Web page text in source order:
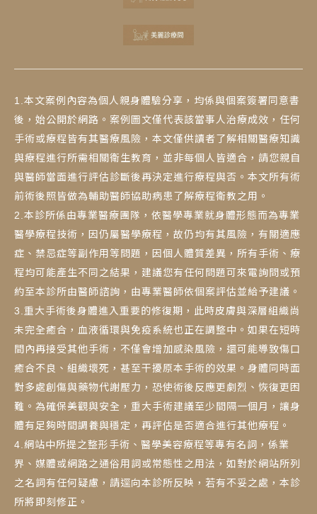
1.本文案例內容為個人親身體驗分享，均係與個案簽署同意書
後，始公開於網路。案例圖文僅代表該當事人治療成效，任何
手術或療程皆有其醫療風險，本文僅供讀者了解相關醫療知識
與療程進行所需相關衛生教育，並非每個人皆適合，請您親自
與醫師當面進行評估診斷後再決定進行療程與否。本文所有術
前術後照皆做為輔助醫師協助病患了解療程衛教之用。
2.本診所係由專業醫療團隊，依醫學專業就身體形態而為專業
醫學療程技術，因仍屬醫學療程，故仍均有其風險，有關適應
症、禁忌症等副作用等問題，因個人體質差異，所有手術、療
程均可能產生不同之結果，建議您有任何問題可來電詢問或預
約至本診所由醫師諮詢，由專業醫師依個案評估並給予建議。
3.重大手術後身體進入重要的修復期，此時皮膚與深層組織尚
未完全癒合，血液循環與免疫系統也正在調整中。如果在短時
間內再接受其他手術，不僅會增加感染風險，還可能導致傷口
癒合不良、組織壞死，甚至干擾原本手術的效果。身體同時面
對多處創傷與藥物代謝壓力，恐使術後反應更劇烈、恢復更困
難。為確保美觀與安全，重大手術建議至少間隔一個月，讓身
體有足夠時間調養與穩定，再評估是否適合進行其他療程。
4.網站中所提之整形手術、醫學美容療程等專有名詞，係業
界、媒體或網路之通俗用詞或常態性之用法，如對於網站所列
之名詞有任何疑慮，請逕向本診所反映，若有不妥之處，本診
所將即刻修正。